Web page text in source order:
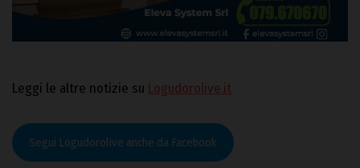
Leggi le altre notizie su Logudorolive.it
Segui Logudorolive anche da Facebook